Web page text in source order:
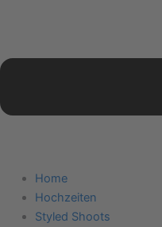
Home
Hochzeiten
Styled Shoots